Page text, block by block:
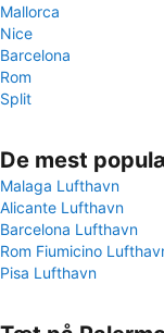
Mallorca
Nice
Barcelona
Rom
Split
De mest
Malaga Lufthavn
Alicante Lufthavn
Barcelona Lufthavn
Rom Fiumicino
Pisa Lufthavn